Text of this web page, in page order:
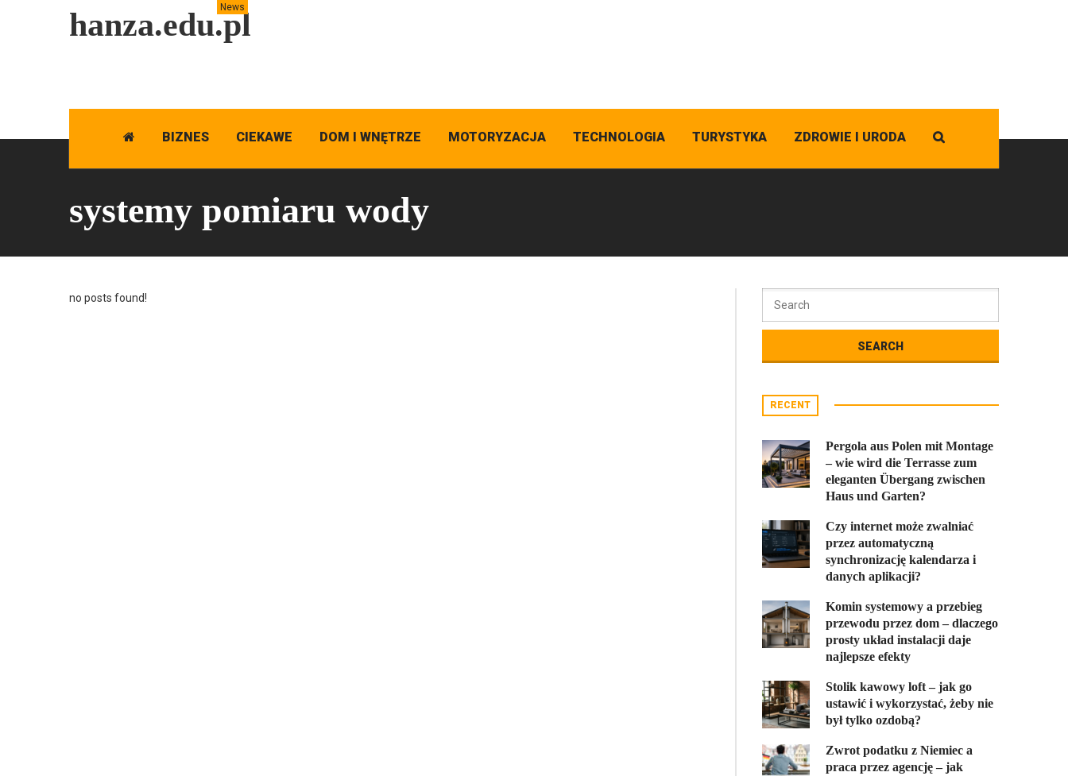
hanza.edu.pl
News
BIZNES CIEKAWE DOM I WNĘTRZE MOTORYZACJA TECHNOLOGIA TURYSTYKA ZDROWIE I URODA
systemy pomiaru wody
no posts found!
RECENT
Pergola aus Polen mit Montage
– wie wird die Terrasse zum
eleganten Übergang zwischen
Haus und Garten?
Czy internet może zwalniać
przez automatyczną
synchronizację kalendarza i
danych aplikacji?
Komin systemowy a przebieg
przewodu przez dom – dlaczego
prosty układ instalacji daje
najlepsze efekty
Stolik kawowy loft – jak go
ustawić i wykorzystać, żeby nie
był tylko ozdobą?
Zwrot podatku z Niemiec a
praca przez agencję – jak